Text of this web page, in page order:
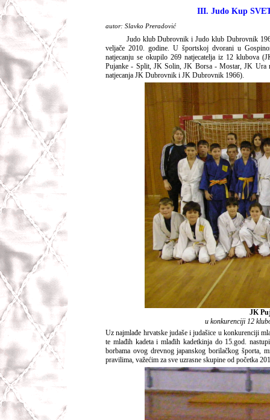
III. Judo Kup
autor: Slavko Preradović
Judo klub Dubrovnik i Judo klub Dubrovnik
veljače 2010. godine. U športskoj dvorani u
natjecanju se okupilo 269 natjecatelja iz 12 klubova
Pujanke - Split, JK Solin, JK Borsa - Mostar, JK Ura
natjecanja JK Dubrovnik i JK Dubrovnik 1966).
JK
u konkurenciji 12
Uz najmlađe hrvatske judaše i judašice u konkurenciji
te mlađih kadeta i mlađih kadetkinja do 15.god.
borbama ovog drevnog japanskog borilačkog športa,
pravilima, važećim za sve uzrasne skupine od početka